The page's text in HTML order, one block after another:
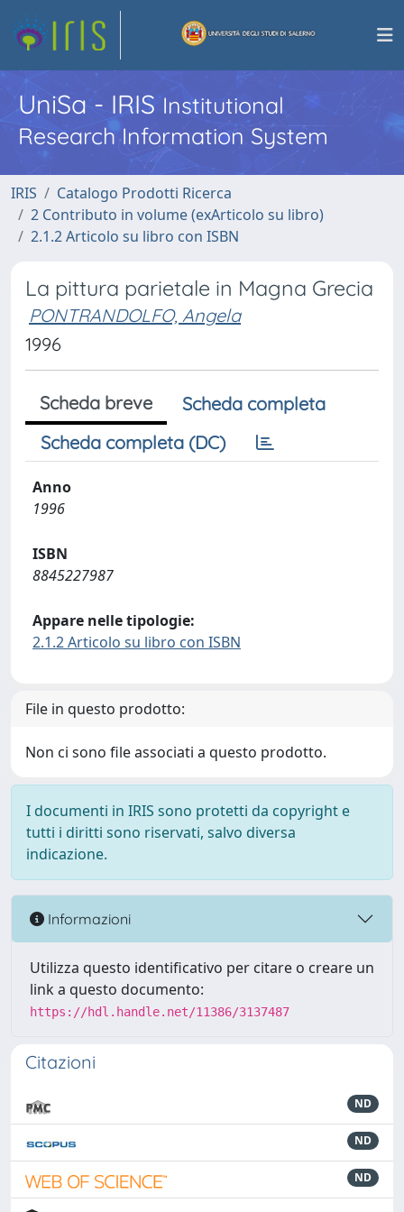
UniSa - IRISInstitutional
Research Information System
IRIS
Catalogo Prodotti Ricerca
2 Contributo in volume (exArticolo su libro)
2.1.2 Articolo su libro con ISBN
La pittura parietale in Magna Grecia
PONTRANDOLFO, Angela
1996
Scheda breve
Scheda completa
Scheda completa (DC)
Anno
1996
ISBN
8845227987
Appare nelle tipologie:
2.1.2 Articolo su libro con ISBN
File in questo prodotto:
Non ci sono file associati a questo prodotto.
I documenti in IRIS sono protetti da copyright e
tutti i diritti sono riservati, salvo diversa
indicazione.
Informazioni
Utilizza questo identificativo per citare o creare un
link a questo documento:
https://hdl.handle.net/11386/3137487
Citazioni
ND
ND
ND